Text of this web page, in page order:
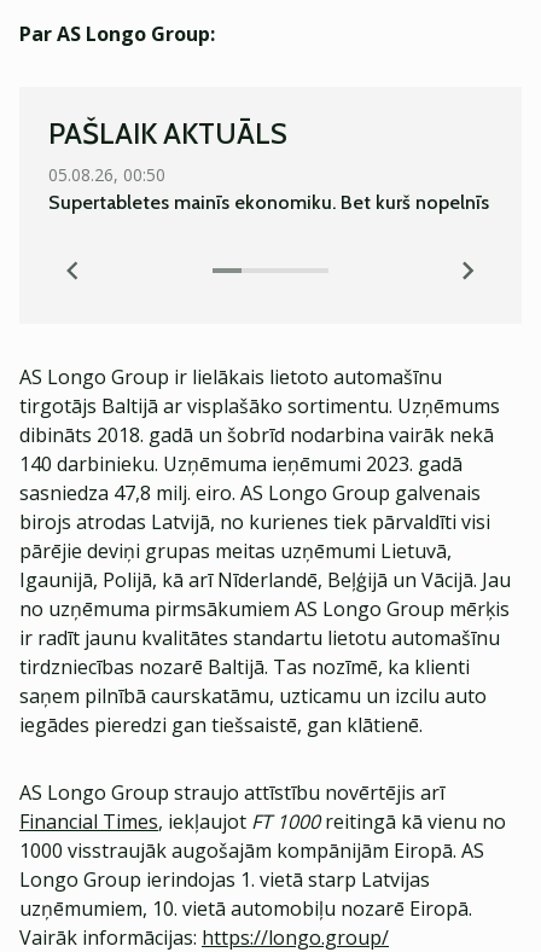
Par AS Longo Group:
PAŠLAIK AKTUĀLS
05.08.26, 00:50
Supertabletes mainīs ekonomiku. Bet kurš nopelnīs
AS Longo Group ir lielākais lietoto automašīnu
tirgotājs Baltijā ar visplašāko sortimentu. Uzņēmums
dibināts 2018. gadā un šobrīd nodarbina vairāk nekā
140 darbinieku. Uzņēmuma ieņēmumi 2023. gadā
sasniedza 47,8 milj. eiro. AS Longo Group galvenais
birojs atrodas Latvijā, no kurienes tiek pārvaldīti visi
pārējie deviņi grupas meitas uzņēmumi Lietuvā,
Igaunijā, Polijā, kā arī Nīderlandē, Beļģijā un Vācijā. Jau
no uzņēmuma pirmsākumiem AS Longo Group mērķis
ir radīt jaunu kvalitātes standartu lietotu automašīnu
tirdzniecības nozarē Baltijā. Tas nozīmē, ka klienti
saņem pilnībā caurskatāmu, uzticamu un izcilu auto
iegādes pieredzi gan tiešsaistē, gan klātienē.
AS Longo Group straujo attīstību novērtējis arī
Financial Times, iekļaujot FT 1000reitingā kā vienu no
1000 visstraujāk augošajām kompānijām Eiropā. AS
Longo Group ierindojas 1. vietā starp Latvijas
uzņēmumiem, 10. vietā automobiļu nozarē Eiropā.
Vairāk informācijas: https://longo.group/